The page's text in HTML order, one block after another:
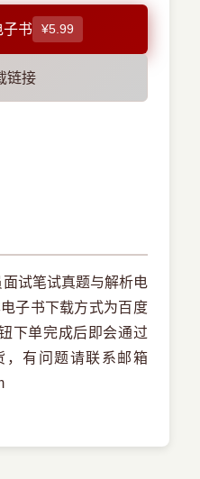
子书 ¥5.99
链接
试笔试真题与解析电
子书下载方式为百度
下单完成后即会通过
，有问题请联系邮箱